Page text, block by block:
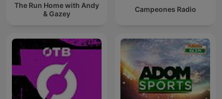
The Run Home with Andy
& Gazey
Campeones Radio